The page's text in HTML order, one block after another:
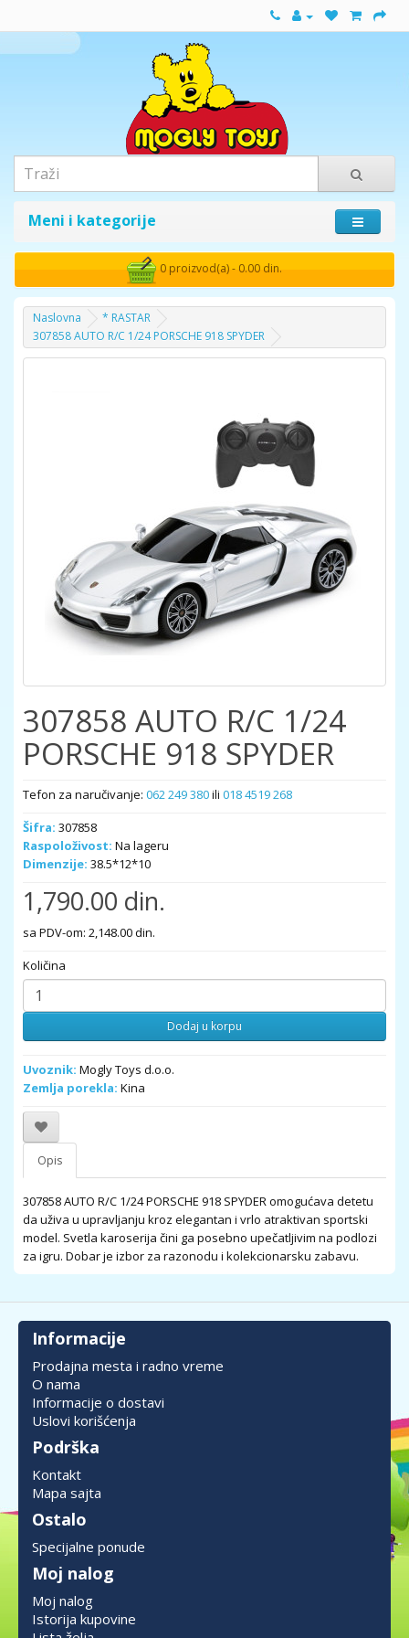
Meni i kategorije
0 proizvod(a) - 0.00 din.
Naslovna
* RASTAR
307858 AUTO R/C 1/24 PORSCHE 918 SPYDER
307858 AUTO R/C 1/24
PORSCHE 918 SPYDER
Tefon za naručivanje: 062 249 380ili 018 4519 268
Šifra: 307858
Raspoloživost: Na lageru
Dimenzije: 38.5*12*10
1,790.00 din.
sa PDV-om: 2,148.00 din.
Količina
Dodaj u korpu
Uvoznik: Mogly Toys d.o.o.
Zemlja porekla: Kina
Opis
307858 AUTO R/C 1/24 PORSCHE 918 SPYDER omogućava detetu
da uživa u upravljanju kroz elegantan i vrlo atraktivan sportski
model. Svetla karoserija čini ga posebno upečatljivim na podlozi
za igru. Dobar je izbor za razonodu i kolekcionarsku zabavu.
Informacije
Prodajna mesta i radno vreme
O nama
Informacije o dostavi
Uslovi korišćenja
Podrška
Kontakt
Mapa sajta
Ostalo
Specijalne ponude
Moj nalog
Moj nalog
Istorija kupovine